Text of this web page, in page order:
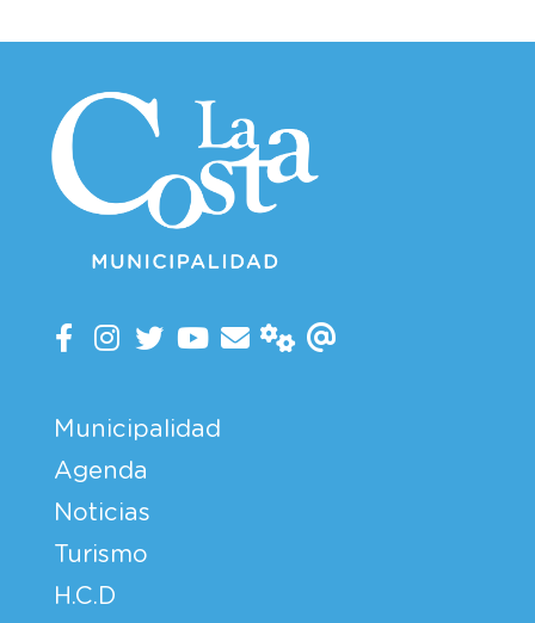
Municipalidad
Agenda
Noticias
Turismo
H.C.D